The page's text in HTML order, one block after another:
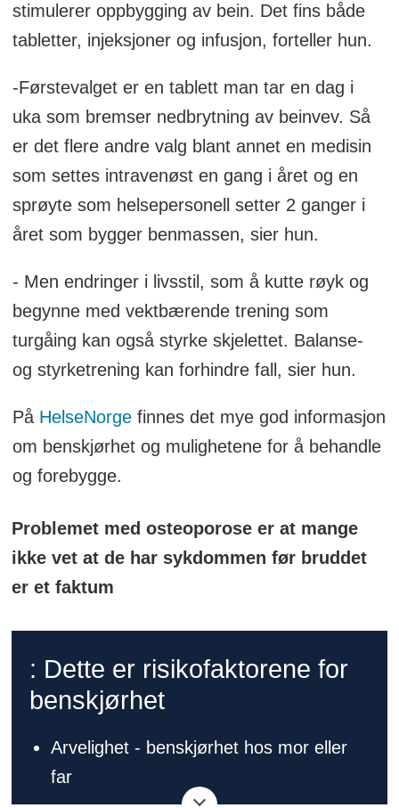
stimulerer oppbygging av bein. Det fins både
tabletter, ­injeksjoner og infusjon, forteller hun.
-Førstevalget er en tablett man tar en dag i
uka som bremser nedbrytning av beinvev. Så
er det flere andre valg blant annet en medisin
som settes intravenøst en gang i året og en
sprøyte som helsepersonell setter 2 ganger i
året som bygger benmassen, sier hun.
- Men endringer i livsstil, som å kutte røyk og
begynne med vektbærende trening som
turgåing kan også styrke skjelettet. Balanse-
og styrketrening kan forhindre fall, sier hun.
På HelseNorgefinnes det mye god informasjon
om benskjørhet og mulighetene for å behandle
og forebygge.
Problemet med osteoporose er at mange
ikke vet at de har sykdommen før bruddet
er et faktum
: Dette er risikofaktorene for
benskjørhet
Arvelighet - benskjørhet hos mor eller
far